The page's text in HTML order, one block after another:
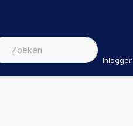
Inloggen